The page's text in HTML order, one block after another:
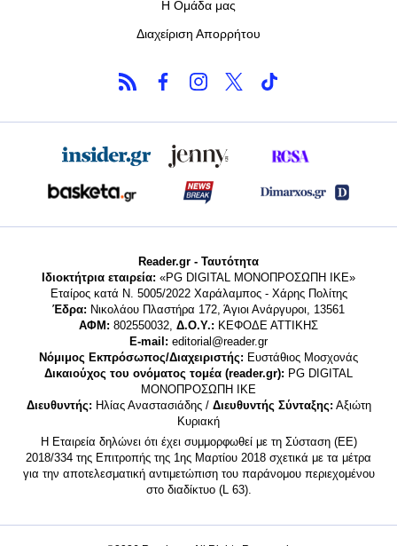
Η Ομάδα μας
Διαχείριση Απορρήτου
Reader.gr - Ταυτότητα
Ιδιοκτήτρια εταιρεία: «PG DIGITAL MONΟΠΡΟΣΩΠΗ ΙΚΕ»
Εταίρος κατά Ν. 5005/2022 Χαράλαμπος - Χάρης Πολίτης
Έδρα: Νικολάου Πλαστήρα 172, Άγιοι Ανάργυροι, 13561
ΑΦΜ: 802550032, Δ.Ο.Υ.: ΚΕΦΟΔΕ ΑΤΤΙΚΗΣ
E-mail: editorial@reader.gr
Νόμιμος Εκπρόσωπος/Διαχειριστής: Ευστάθιος Μοσχονάς
Δικαιούχος του ονόματος τομέα (reader.gr): PG DIGITAL
MONΟΠΡΟΣΩΠΗ ΙΚΕ
Διευθυντής: Ηλίας Αναστασιάδης / Διευθυντής Σύνταξης: Αξιώτη
Κυριακή
Η Εταιρεία δηλώνει ότι έχει συμμορφωθεί με τη Σύσταση (ΕΕ)
2018/334 της Επιτροπής της 1ης Μαρτίου 2018 σχετικά με τα μέτρα
για την αποτελεσματική αντιμετώπιση του παράνομου περιεχομένου
στο διαδίκτυο (L 63).